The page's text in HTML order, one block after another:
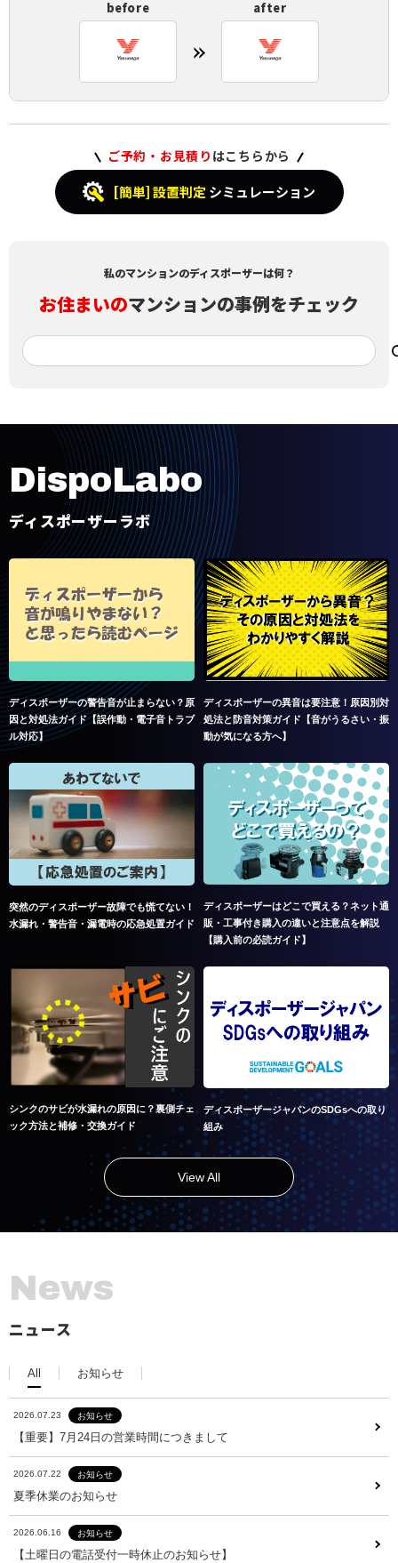
before after
ご予約・お見積り はこちらから
[簡単] 設置判定 シミュレーション
私のマンションのディスポーザーは何？
お住まいのマンションの事例をチェック
DispoLabo
ディスポーザーラボ
ディスポーザーの警告音が止まらない？原
因と対処法ガイド【誤作動・電子音トラブ
ル対応】
ディスポーザーの異音は要注意！原因別対
処法と防音対策ガイド【音がうるさい・振
動が気になる方へ】
突然のディスポーザー故障でも慌てない！
水漏れ・警告音・漏電時の応急処置ガイド
ディスポーザーはどこで買える？ネット通
販・工事付き購入の違いと注意点を解説
【購入前の必読ガイド】
シンクのサビが水漏れの原因に？裏側チェ
ック方法と補修・交換ガイド
ディスポーザージャパンのSDGsへの取り
組み
View All
News
ニュース
All お知らせ
2026.07.23 お知らせ
【重要】7月24日の営業時間につきまして
2026.07.22 お知らせ
夏季休業のお知らせ
2026.06.16 お知らせ
【土曜日の電話受付一時休止のお知らせ】
お知らせ
【重要】7月24日の営業時間につきまして
お知らせ
夏季休業のお知らせ
お知らせ